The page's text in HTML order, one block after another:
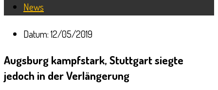
News
Datum:12/05/2019
Augsburg kampfstark, Stuttgart siegte
jedoch in der Verlängerung